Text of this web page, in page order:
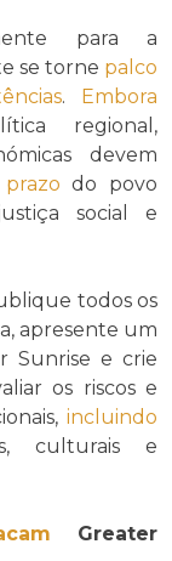
para a
se torne palco
. Embora
regional,
devem
do povo
social e
todos os
apresente um
Sunrise e crie
os riscos e
incluindo
culturais e
Greater